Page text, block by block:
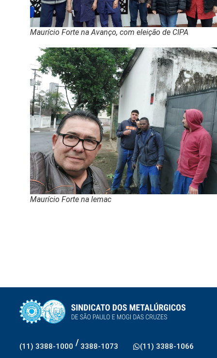
Maurício Forte na Avanço, com eleição de CIPA
Maurício Forte na lemac
(11) 3388-1000 / 3388-1073 (11) 3388-1066